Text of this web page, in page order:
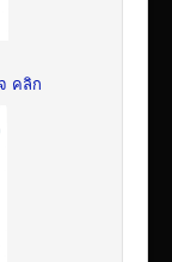
คลิก